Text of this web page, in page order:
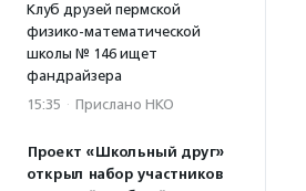
Клуб друзей пермской
физико-математической
школы № 146 ищет
фандрайзера
15:35 · Прислано НКО
Проект «Школьный друг»
открыл набор участников